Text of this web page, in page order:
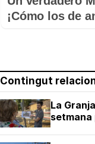
¡Cómo los de
Contingut
La